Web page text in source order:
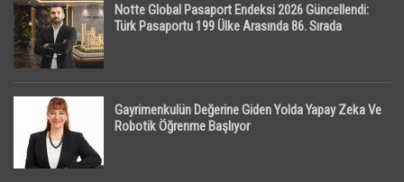
Notte Global Pasaport Endeksi 2026 Güncellendi:
Türk Pasaportu 199 Ülke Arasında 86. Sırada
Gayrimenkulün Değerine Giden Yolda Yapay Zeka Ve
Robotik Öğrenme Başlıyor